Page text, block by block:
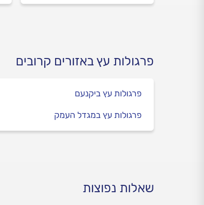
ביציבות של רגלי הפרגולה. מהי
פרגולות עץ באזורים קרובים
פרגולות עץ ביקנעם
פרגולות עץ במגדל העמק
שאלות נפוצות